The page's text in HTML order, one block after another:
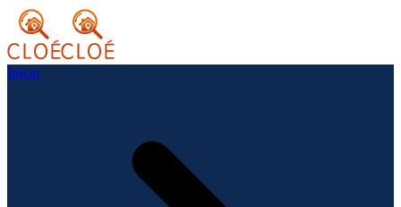
Inicio